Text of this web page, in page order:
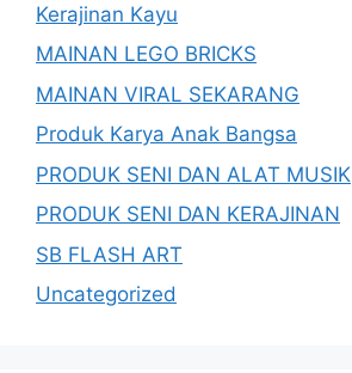
Kerajinan Kayu
MAINAN LEGO BRICKS
MAINAN VIRAL SEKARANG
Produk Karya Anak Bangsa
PRODUK SENI DAN ALAT MUSIK
PRODUK SENI DAN KERAJINAN
SB FLASH ART
Uncategorized